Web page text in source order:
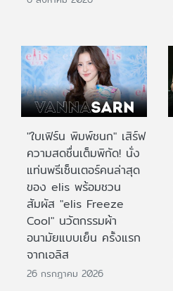
"ใบเฟิร์น พิมพ์ชนก" เสิร์ฟ
ความสดชื่นเต็มพิกัด! นั่ง
แท่นพรีเซ็นเตอร์คนล่าสุด
ของ elis พร้อมชวน
สัมผัส "elis Freeze
Cool" นวัตกรรมผ้า
อนามัยแบบเย็น ครั้งแรก
จากเอลิส
26 กรกฎาคม 2026